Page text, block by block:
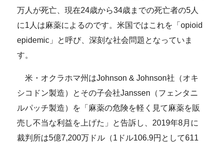
万人が死亡、現在24歳から34歳までの死亡者の5人
に1人は麻薬によるのです。米国ではこれを「opioid
epidemic」と呼び、深刻な社会問題となっていま
す。
米・オクラホマ州はJohnson & Johnson社（オキ
シコドン製造）とその子会社Janssen（フェンタニ
ルパッチ製造）を「麻薬の危険を軽く見て麻薬を販
売し不当な利益を上げた」と告訴し、2019年8月に
裁判所は5億7,200万ドル（1ドル106.9円として611